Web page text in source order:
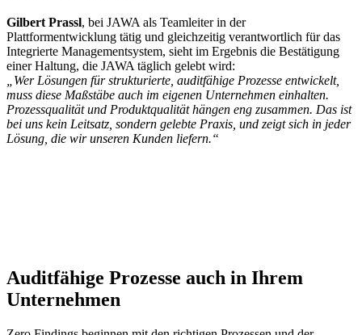
Gilbert Prassl, bei JAWA als Teamleiter in der
Plattformentwicklung tätig und gleichzeitig verantwortlich für das
Integrierte Managementsystem, sieht im Ergebnis die Bestätigung
einer Haltung, die JAWA täglich gelebt wird:
„Wer Lösungen für strukturierte, auditfähige Prozesse entwickelt,
muss diese Maßstäbe auch im eigenen Unternehmen einhalten.
Prozessqualität und Produktqualität hängen eng zusammen. Das ist
bei uns kein Leitsatz, sondern gelebte Praxis, und zeigt sich in jeder
Lösung, die wir unseren Kunden liefern.“
Auditfähige Prozesse auch in Ihrem
Unternehmen